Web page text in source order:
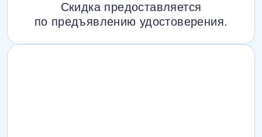
Скидка предоставляется
по предъявлению удостоверения.